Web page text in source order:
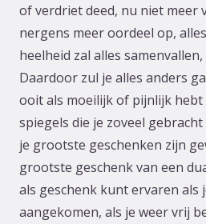
of verdriet deed, nu niet meer
nergens meer oordeel op,
heelheid zal alles
Daardoor zul je alles anders
ooit als moeilijk of pijnlijk hebt
spiegels die je zoveel
je grootste geschenken zijn
grootste geschenk van een
als geschenk kunt ervaren als
aangekomen, als je weer vrij